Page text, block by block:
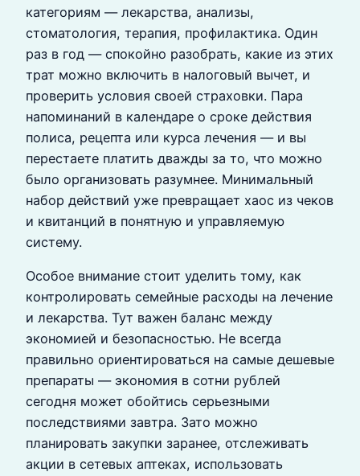
категориям — лекарства, анализы,
стоматология, терапия, профилактика. Один
раз в год — спокойно разобрать, какие из этих
трат можно включить в налоговый вычет, и
проверить условия своей страховки. Пара
напоминаний в календаре о сроке действия
полиса, рецепта или курса лечения — и вы
перестаете платить дважды за то, что можно
было организовать разумнее. Минимальный
набор действий уже превращает хаос из чеков
и квитанций в понятную и управляемую
систему.
Особое внимание стоит уделить тому, как
контролировать семейные расходы на лечение
и лекарства. Тут важен баланс между
экономией и безопасностью. Не всегда
правильно ориентироваться на самые дешевые
препараты — экономия в сотни рублей
сегодня может обойтись серьезными
последствиями завтра. Зато можно
планировать закупки заранее, отслеживать
акции в сетевых аптеках, использовать